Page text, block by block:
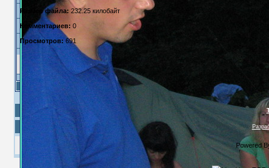
Размер файла: 232.25 килобайт
Комментариев: 0
Просмотров: 691
Powered